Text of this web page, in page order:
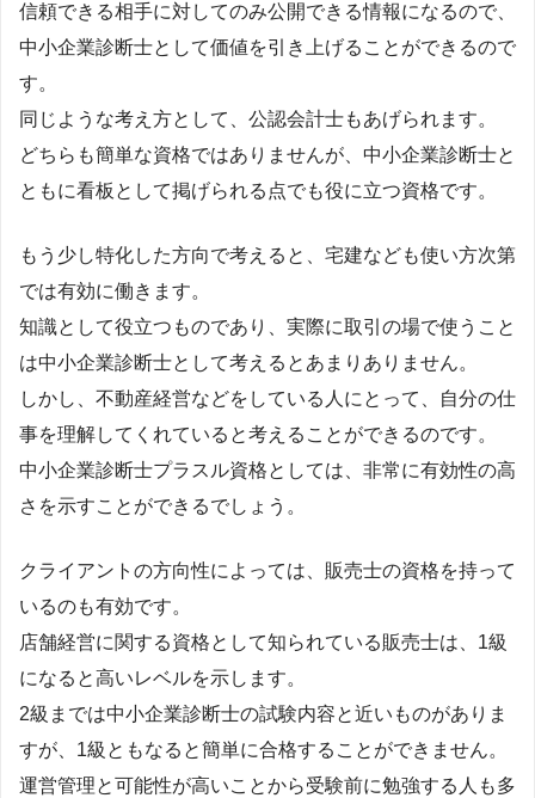
信頼できる相手に対してのみ公開できる情報になるので、
中小企業診断士として価値を引き上げることができるので
す。
同じような考え方として、公認会計士もあげられます。
どちらも簡単な資格ではありませんが、中小企業診断士と
ともに看板として掲げられる点でも役に立つ資格です。
もう少し特化した方向で考えると、宅建なども使い方次第
では有効に働きます。
知識として役立つものであり、実際に取引の場で使うこと
は中小企業診断士として考えるとあまりありません。
しかし、不動産経営などをしている人にとって、自分の仕
事を理解してくれていると考えることができるのです。
中小企業診断士プラスル資格としては、非常に有効性の高
さを示すことができるでしょう。
クライアントの方向性によっては、販売士の資格を持って
いるのも有効です。
店舗経営に関する資格として知られている販売士は、1級
になると高いレベルを示します。
2級までは中小企業診断士の試験内容と近いものがありま
すが、1級ともなると簡単に合格することができません。
運営管理と可能性が高いことから受験前に勉強する人も多